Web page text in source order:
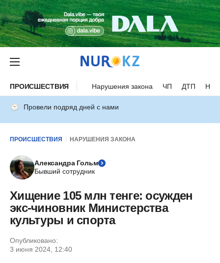
ПРОИСШЕСТВИЯ Нарушения закона ЧП ДТП
Провели подряд дней с нами
ПРОИСШЕСТВИЯ НАРУШЕНИЯ ЗАКОНА
Александра Гольм
Бывший сотрудник
Хищение 105 млн тенге: осужден
экс-чиновник Министерства
культуры и спорта
Опубликовано:
3 июня 2024, 12:40